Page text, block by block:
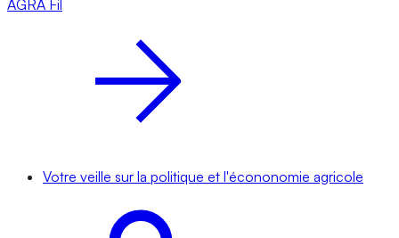
AGRA Fil
Votre veille sur la politique et l'écononomie agricole